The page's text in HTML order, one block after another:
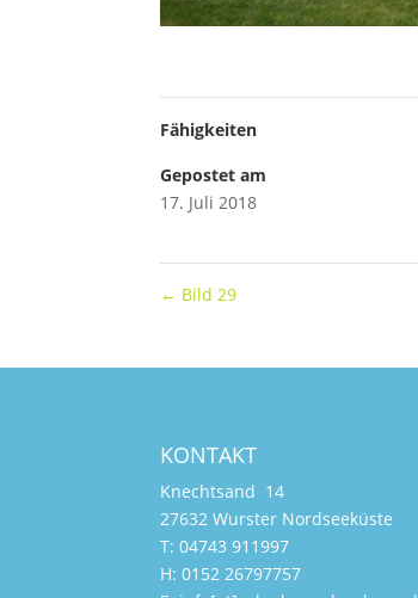
Fähigkeiten
Gepostet am
17. Juli 2018
← Bild 29
KONTAKT
Knechtsand 14
27632 Wurster Nordseeküste
T: 04743 911997
H: 0152 26797757